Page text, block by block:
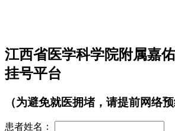
江西省医学科学院附属嘉
挂号平台
（为避免就医拥堵，请提前网络预
患者姓名：